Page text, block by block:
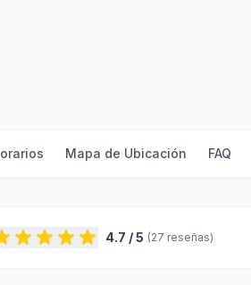
Mapa de Ubicación FAQ
4.7 / 5 (27 reseñas)